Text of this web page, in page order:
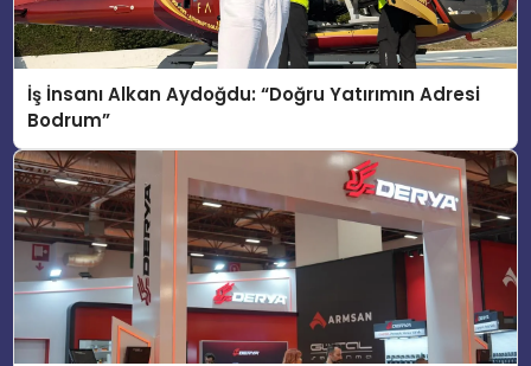
İş İnsanı Alkan Aydoğdu: “Doğru Yatırımın Adresi
Bodrum”